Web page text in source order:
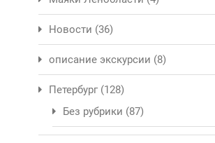
Новости (36)
описание экскурсии (8)
Петербург (128)
Без рубрики (87)